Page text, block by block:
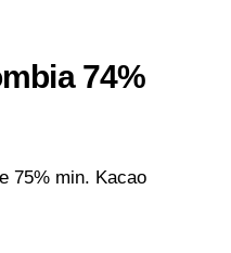
74%
75% min. Kacao